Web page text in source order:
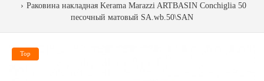
Раковина накладная Kerama Marazzi ARTBASIN Conchiglia 50
песочный матовый SA.wb.50\SAN
Top